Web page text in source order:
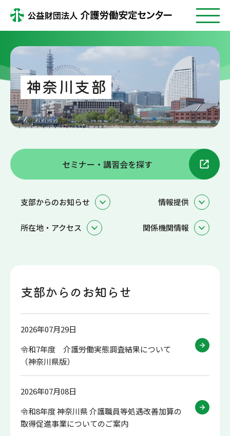
神奈川支部
セミナー・講習会を探す
支部からのお知らせ 情報提供
所在地・アクセス 関係機関情報
支部からのお知らせ
2026年07月29日
令和7年度 介護労働実態調査結果について
（神奈川県版）
2026年07月08日
令和8年度 神奈川県 介護職員等処遇改善加算の
取得促進事業についてのご案内